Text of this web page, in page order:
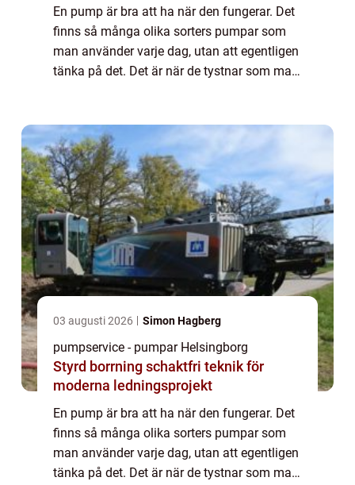
En pump är bra att ha när den fungerar. Det
finns så många olika sorters pumpar som
man använder varje dag, utan att egentligen
tänka på det. Det är när de tystnar som man
03 augusti 2026 Simon Hagberg
pumpservice - pumpar Helsingborg
Styrd borrning schaktfri teknik för
moderna ledningsprojekt
En pump är bra att ha när den fungerar. Det
finns så många olika sorters pumpar som
man använder varje dag, utan att egentligen
tänka på det. Det är när de tystnar som man